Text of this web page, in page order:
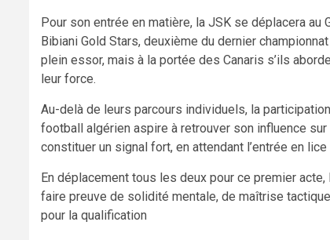
Pour son entrée en matière, la JSK se déplacera au
Bibiani Gold Stars, deuxième du dernier
plein essor, mais à la portée des Canaris s’ils
leur force.
Au-delà de leurs parcours individuels, la
football algérien aspire à retrouver son influence
constituer un signal fort, en attendant l’entrée en
En déplacement tous les deux pour ce premier
faire preuve de solidité mentale, de maîtrise
pour la qualification